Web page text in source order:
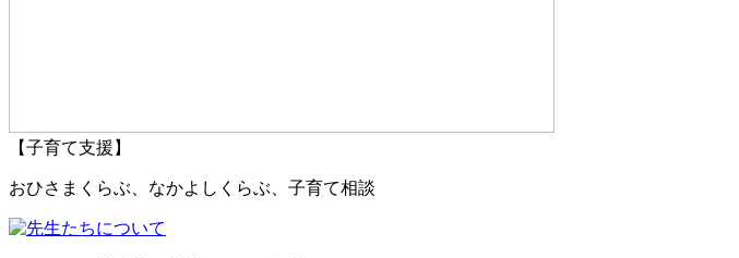
【子育て支援】
おひさまくらぶ、なかよしくらぶ、子育て相談